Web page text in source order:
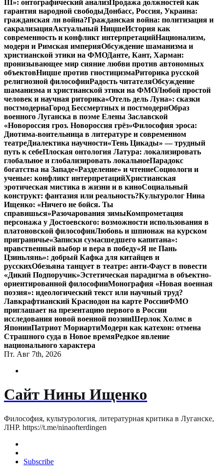
III»: онтографический анализПродажа должностей как
гарантия народной свободыДонбасс, Россия, Украина:
гражданская ли война?Гражданская война: политизация и
сакрализацияАктуальный НицшеИстория как
современность и конфликт интерпретацийНационализм,
модерн и Римская империяОбсуждение шаманизма и
христианской этики на ФМОДанте, Кант, Харман:
пронизывающее мир сияние любви против автономных
объектовНицше против гностицизмаРиторика русской
религиозной философииРадость читателяОбсуждение
шаманизма и христианской этики на ФМОЛюбой простой
человек и научная риторика«Отель дель Луна»: сказки
постмодернаГород Бессмертных и постмодернОбраз
военного Луганска в поэме Елены Заславской
«Новороссия гроз. Новороссия грёз»Философия эроса:
Диотима-воительница в литературе и современном
театреДиалектика научности«Тень Цикады» — трудный
путь к себеПлоская онтология Латура: локализировать
глобальное и глобализировать локальноеПарадокс
богатства на Западе«Разделение» и чтениеСоциологи и
ученые: конфликт интерпретацийХристианская
эротическая мистика в жизни и в киноСоциальный
конструкт: фантазия или реальность?Культуролог Нина
Ищенко: «Ничего не бойся. Ты
справишься»Разочарования зимыКомпрометация
персонажа у Достоевского: возможности использования в
платоновской философииЛюбовь и шпионаж на курском
приграничье«Записки сумасшедшего капитана»:
нравственный выбор и вера в победу«Я не Пань
Цзиньлянь»: добрый Кафка для китайцев и
русскихОбезьяна танцует в театре: анти-Фауст в повести
«Дикий Подпоручик»Эстетическая парадигма в объектно-
ориентированной философииМонография «Новая военная
поэзия»: идеологический текст или научный труд?
Лавкрафтианский Краснодон на карте РоссииФМО
приглашает на презентацию первого в России
исследования новой военной поэзииШерлок Холмс в
ЯпонииПатриот МориартиМодерн как катехон: отмена
Страшного суда в Новое времяРедкое явление
национального характера
Пт. Авг 7th, 2026
Сайт Нины Ищенко
Философия, культурология, литературная критика в Луганске,
ЛНР. https://t.me/ninaofterdingen
Subscribe